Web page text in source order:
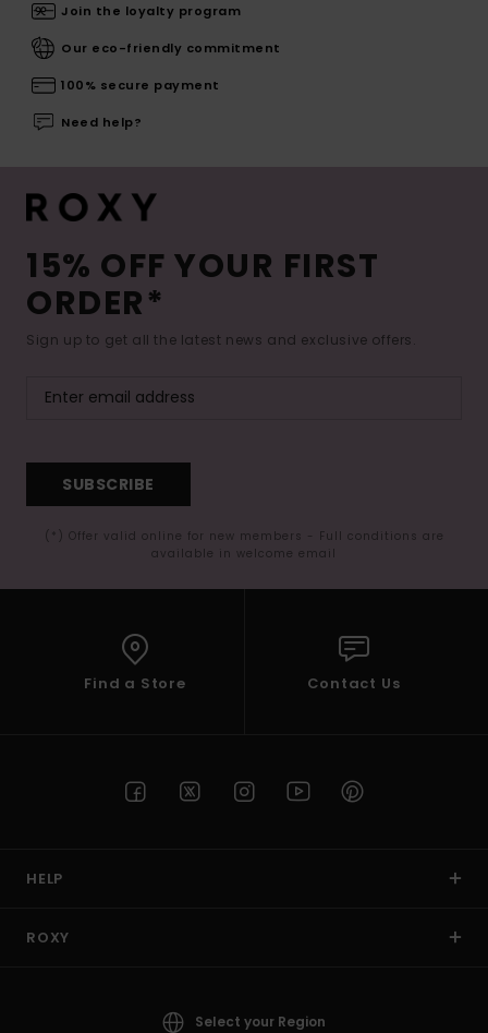
Join the loyalty program
Our eco-friendly commitment
100% secure payment
Need help?
15% OFF YOUR FIRST
ORDER*
Sign up to get all the latest news and exclusive offers.
SUBSCRIBE
(*) Offer valid online for new members - Full conditions are
available in welcome email
Find a Store Contact Us
HELP
ROXY
Select your Region